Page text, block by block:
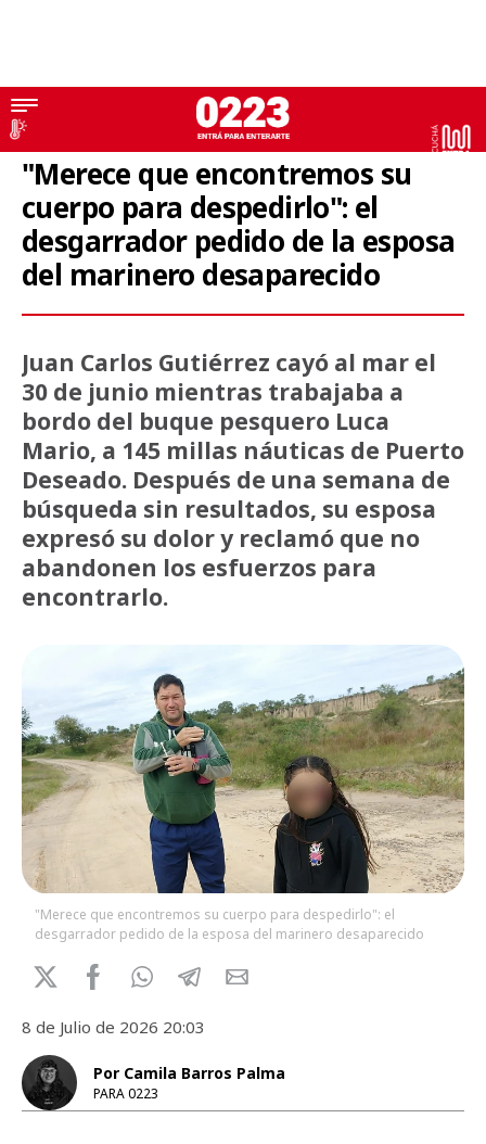
Marinero extraviado
"Merece que encontremos su
cuerpo para despedirlo": el
desgarrador pedido de la esposa
del marinero desaparecido
Juan Carlos Gutiérrez cayó al mar el
30 de junio mientras trabajaba a
bordo del buque pesquero Luca
Mario, a 145 millas náuticas de Puerto
Deseado. Después de una semana de
búsqueda sin resultados, su esposa
expresó su dolor y reclamó que no
abandonen los esfuerzos para
encontrarlo.
"Merece que encontremos su cuerpo para despedirlo": el
desgarrador pedido de la esposa del marinero desaparecido
8 de Julio de 2026 20:03
Por Camila Barros Palma
PARA 0223